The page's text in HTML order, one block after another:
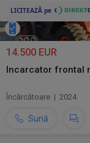
14.500 EUR
Incarcator frontal
Încărcătoare | 2024
Sună